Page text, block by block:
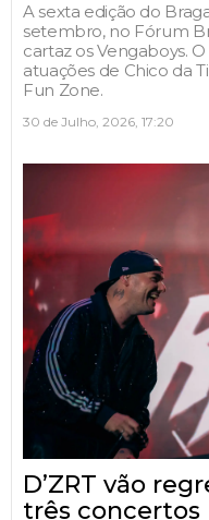
A sexta edição do
setembro, no Fórum
cartaz os Vengaboys.
atuações de Chico da
Fun Zone.
30 de Julho, 2026, 17:20
D’ZRT vão
três concertos